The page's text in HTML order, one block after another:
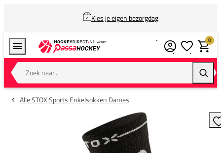
Kies je eigen bezorgdag
Zoek naar...
0
Alle STOX Sports Enkelsokken Dames